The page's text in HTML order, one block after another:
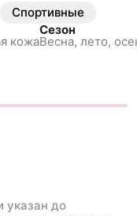
Спортивные
кожа
Сезон
Весна, лето,
указан до